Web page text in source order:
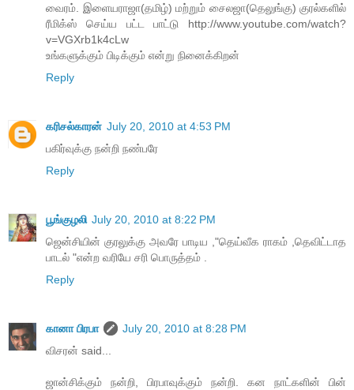
வைரம். இளையராஜா(தமிழ்) மற்றும் சைலஜா(தெலுங்கு) குரல்களில்
ரீமிக்ஸ் செய்ய பட்ட பாட்டு http://www.youtube.com/watch?
v=VGXrb1k4cLw
உங்களுக்கும் பிடிக்கும் என்று நினைக்கிறன்
Reply
க‌ரிச‌ல்கார‌ன் July 20, 2010 at 4:53 PM
ப‌கிர்வுக்கு ந‌ன்றி ந‌ண்பரே
Reply
பூங்குழலி July 20, 2010 at 8:22 PM
ஜென்சியின் குரலுக்கு அவரே பாடிய ,"தெய்வீக ராகம் ,தெவிட்டாத
பாடல் "என்ற வரியே சரி பொருத்தம் .
Reply
கானா பிரபா
July 20, 2010 at 8:28 PM
விசரன் said...
ஜான்சிக்கும் நன்றி, பிரபாவுக்கும் நன்றி. கன நாட்களின் பின்